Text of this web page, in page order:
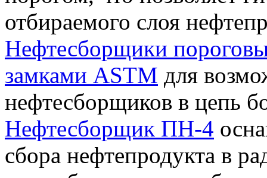
отбираемого слоя
Нефтесборщики
замками ASTM для
нефтесборщиков в цепь
Нефтесборщик ПН-4
сбора нефтепродукта в